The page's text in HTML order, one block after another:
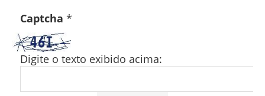
Captcha *
Digite o texto exibido acima: